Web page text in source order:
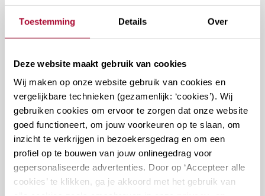
Toestemming Details Over
Deze website maakt gebruik van cookies
Wij maken op onze website gebruik van cookies en
vergelijkbare technieken (gezamenlijk: ‘cookies’). Wij
gebruiken cookies om ervoor te zorgen dat onze website
goed functioneert, om jouw voorkeuren op te slaan, om
inzicht te verkrijgen in bezoekersgedrag en om een
profiel op te bouwen van jouw onlinegedrag voor
gepersonaliseerde advertenties. Door op ‘Accepteer alle
cookies’ te klikken, ga je akkoord met het gebruik van
momenten gepland. Kijk op een
later moment nog eens.
Docenten